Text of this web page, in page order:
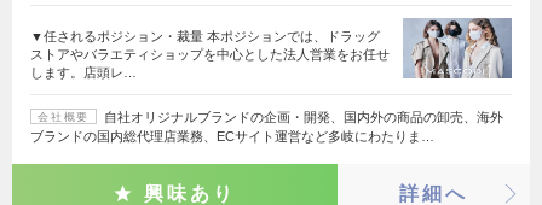
▼任されるポジション・裁量 本ポジションでは、ドラッグ
ストアやバラエティショップを中心とした法人営業をお任せ
します。店頭レ…
会社概要
自社オリジナルブランドの企画・開発、国内外の商品の卸売、海外
ブランドの国内総代理店業務、ECサイト運営など多岐にわたりま…
興味あり 詳細へ